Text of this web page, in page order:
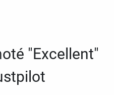
"Excellent"